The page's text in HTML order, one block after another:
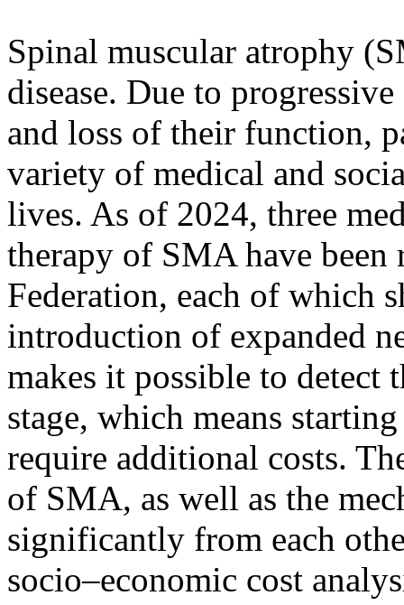
Spinal muscular atrophy
disease. Due to
and loss of their function,
variety of medical and
lives. As of 2024, three
therapy of SMA have been
Federation, each of which
introduction of expanded
makes it possible to detect
stage, which means
require additional costs.
of SMA, as well as the
significantly from each
socio–economic cost